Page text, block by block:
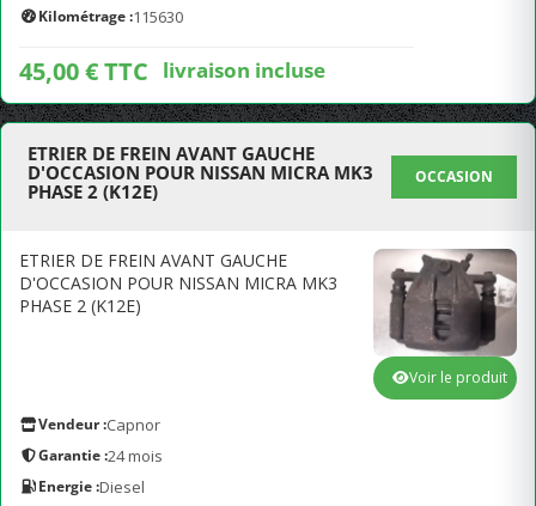
Kilométrage :115630
45,00 € TTC livraison incluse
ETRIER DE FREIN AVANT GAUCHE
D'OCCASION POUR NISSAN MICRA MK3
PHASE 2 (K12E)
OCCASION
ETRIER DE FREIN AVANT GAUCHE
D'OCCASION POUR NISSAN MICRA MK3
PHASE 2 (K12E)
Vendeur :Capnor
Garantie :24 mois
Energie :Diesel
Voir le produit